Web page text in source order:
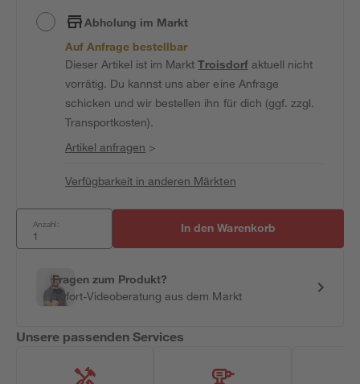
Abholung im Markt
Auf Anfrage bestellbar
Dieser Artikel ist im MarktTroisdorfaktuell nicht
vorrätig. Du kannst uns aber eine Anfrage
schicken und wir bestellen ihn für dich (ggf. zzgl.
Transportkosten).
Artikel anfragen >
Verfügbarkeit in anderen Märkten
Anzahl: In den Warenkorb
Fragen zum Produkt?
Sofort-Videoberatung aus dem Markt
Unsere passenden Services